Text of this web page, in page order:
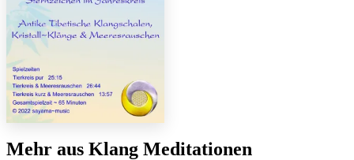
Mehr aus Klang Meditationen